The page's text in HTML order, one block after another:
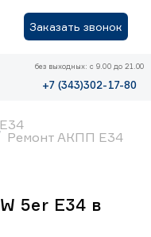
Заказать звонок
без выходных: с 9.00 до 21.00
+7 (343)302-17-80
E34
Ремонт АКПП E34
5er E34 в